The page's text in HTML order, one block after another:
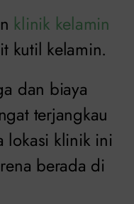
klinik kelamin
kutil kelamin.
dan biaya
terjangkau
lokasi klinik ini
berada di